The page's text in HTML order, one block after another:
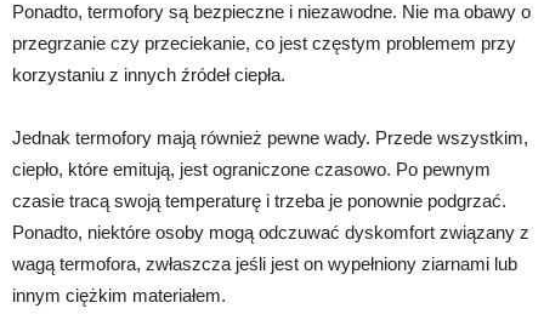
Ponadto, termofory są bezpieczne i niezawodne. Nie ma obawy o
przegrzanie czy przeciekanie, co jest częstym problemem przy
korzystaniu z innych źródeł ciepła.
Jednak termofory mają również pewne wady. Przede wszystkim,
ciepło, które emitują, jest ograniczone czasowo. Po pewnym
czasie tracą swoją temperaturę i trzeba je ponownie podgrzać.
Ponadto, niektóre osoby mogą odczuwać dyskomfort związany z
wagą termofora, zwłaszcza jeśli jest on wypełniony ziarnami lub
innym ciężkim materiałem.